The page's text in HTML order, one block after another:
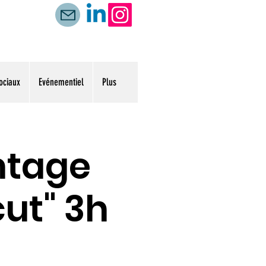
Evénementiel Plus
3h